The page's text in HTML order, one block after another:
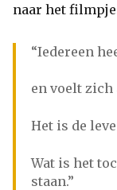
naar het
“Iedereen
en voelt zich
Het is de
Wat is het
staan.”